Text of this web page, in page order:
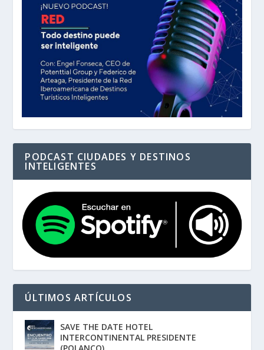
PODCAST CIUDADES Y DESTINOS
INTELIGENTES
ÚLTIMOS ARTÍCULOS
SAVE THE DATE HOTEL
INTERCONTINENTAL PRESIDENTE